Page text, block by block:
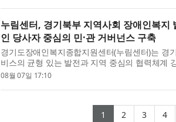
누림센터, 경기북부 지역사회 장애인복지
인 당사자 중심의 민·관 거버넌스 구축
경기도장애인복지종합지원센터(누림센터)는 경
비스의 균형 있는 발전과 지역 중심의 협력체계
기도 북부 장애인복지서비스 발전 협의체’(이하
08월 07일 17:10
1 (current)
2(current)
3 4